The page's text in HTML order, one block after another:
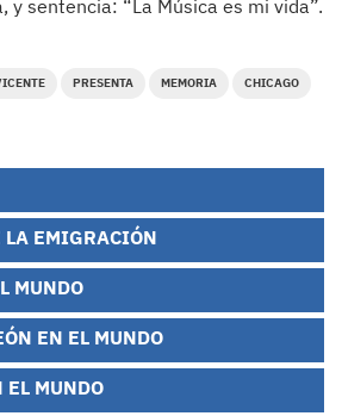
y sentencia: “La Música es mi vida”.
PRESENTA MEMORIA CHICAGO
LA EMIGRACIÓN
MUNDO
EN EL MUNDO
MUNDO